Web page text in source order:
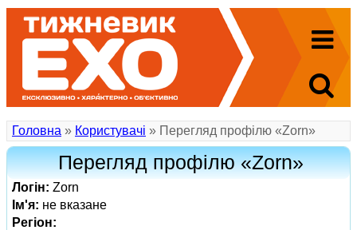
Головна » Користувачі » Перегляд профілю «Zorn»
Перегляд профілю «Zorn»
Логін: Zorn
Ім'я: не вказане
Регіон: